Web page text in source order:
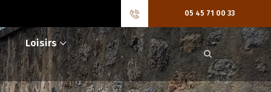
05 45 71 00 33
Loisirs